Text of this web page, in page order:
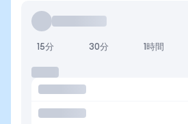
15分 30分 1時間